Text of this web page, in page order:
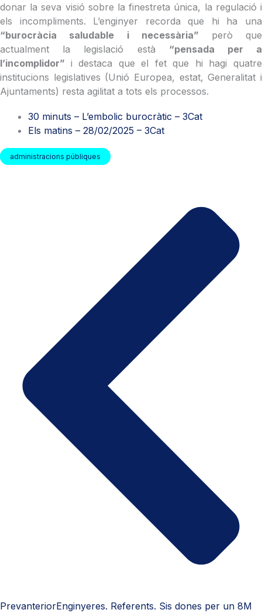
donar la seva visió sobre la finestreta única, la regulació i
els incompliments. L’enginyer recorda que hi ha una
“burocràcia saludable i necessària” però que
actualment la legislació està “pensada per a
l’incomplidor” i destaca que el fet que hi hagi quatre
institucions legislatives (Unió Europea, estat, Generalitat i
Ajuntaments) resta agilitat a tots els processos.
30 minuts – L’embolic burocràtic – 3Cat
Els matins – 28/02/2025 – 3Cat
administracions públiques
PrevanteriorEnginyeres. Referents. Sis dones per un 8M